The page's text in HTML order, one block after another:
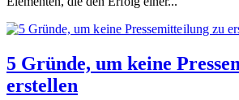
5 Gründe, um keine
erstellen